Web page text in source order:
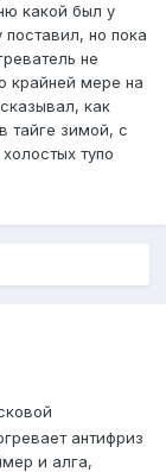
какой был у
но пока
не
крайней мере на
как
тайге зимой, с
тупо
антифриз
и алга,